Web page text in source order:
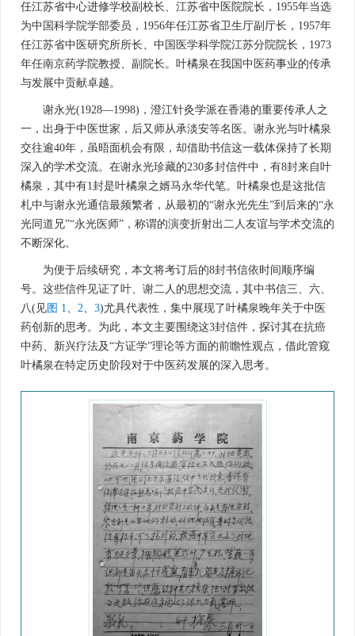
任江苏省中心进修学校副校长、江苏省中医院院长，1955年当选
为中国科学院学部委员，1956年任江苏省卫生厅副厅长，1957年
任江苏省中医研究所所长、中国医学科学院江苏分院院长，1973
年任南京药学院教授、副院长。叶橘泉在我国中医药事业的传承
与发展中贡献卓越。
谢永光(1928—1998)，澄江针灸学派在香港的重要传承人之
一，出身于中医世家，后又师从承淡安等名医。谢永光与叶橘泉
交往逾40年，虽晤面机会有限，却借助书信这一载体保持了长期
深入的学术交流。在谢永光珍藏的230多封信件中，有8封来自叶
橘泉，其中有1封是叶橘泉之婿马永华代笔。叶橘泉也是这批信
札中与谢永光通信最频繁者，从最初的“谢永光先生”到后来的“永
光同道兄”“永光医师”，称谓的演变折射出二人友谊与学术交流的
不断深化。
为便于后续研究，本文将考订后的8封书信依时间顺序编
号。这些信件见证了叶、谢二人的思想交流，其中书信三、六、
八(见图 1、 2、 3)尤具代表性，集中展现了叶橘泉晚年关于中医
药创新的思考。为此，本文主要围绕这3封信件，探讨其在抗癌
中药、新兴疗法及“方证学”理论等方面的前瞻性观点，借此管窥
叶橘泉在特定历史阶段对于中医药发展的深入思考。